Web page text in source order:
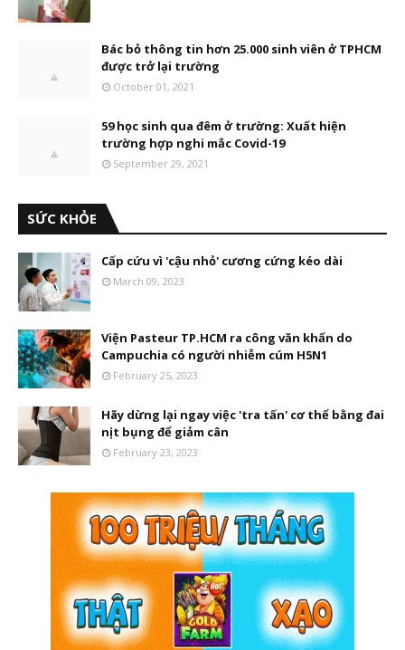
Bác bỏ thông tin hơn 25.000 sinh viên ở TPHCM
được trở lại trường
October 01, 2021
59 học sinh qua đêm ở trường: Xuất hiện
trường hợp nghi mắc Covid-19
September 29, 2021
SỨC KHỎE
Cấp cứu vì 'cậu nhỏ' cương cứng kéo dài
March 09, 2023
Viện Pasteur TP.HCM ra công văn khẩn do
Campuchia có người nhiễm cúm H5N1
February 25, 2023
Hãy dừng lại ngay việc 'tra tấn' cơ thể bằng đai
nịt bụng để giảm cân
February 23, 2023